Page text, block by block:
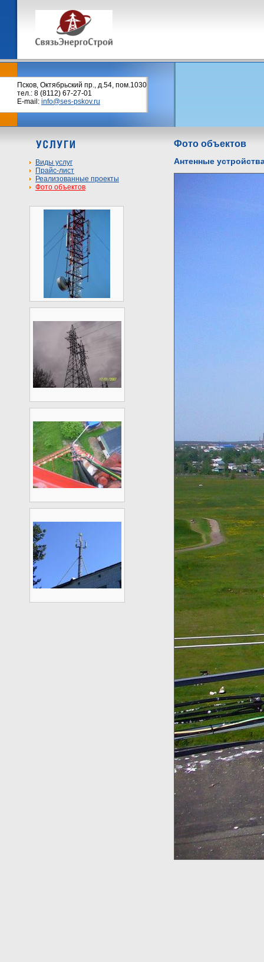
Псков, Октябрьский пр., д.54, пом.1030
тел.: 8 (8112) 67-27-01
E-mail: info@ses-pskov.ru
Виды услуг
Прайс-лист
Реализованные проекты
Фото объектов
Фото объектов
Антенные